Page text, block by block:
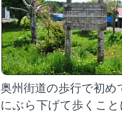
奥州街道の歩行で初
にぶら下げて歩くこ